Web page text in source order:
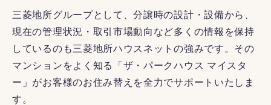
三菱地所グループとして、分譲時の設計・設備から、
現在の管理状況・取引市場動向など多くの情報を保持
しているのも三菱地所ハウスネットの強みです。その
マンションをよく知る「ザ・パークハウス マイスタ
ー」がお客様のお住み替えを全力でサポートいたしま
す。